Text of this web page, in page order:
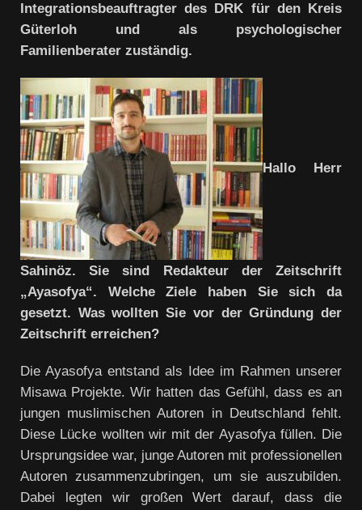
Integrationsbeauftragter des DRK für den Kreis
Güterloh und als psychologischer
Familienberater zuständig.
Hallo Herr
Sahinöz. Sie sind Redakteur der Zeitschrift
„Ayasofya“. Welche Ziele haben Sie sich da
gesetzt. Was wollten Sie vor der Gründung der
Zeitschrift erreichen?
Die Ayasofya entstand als Idee im Rahmen unserer
Misawa Projekte. Wir hatten das Gefühl, dass es an
jungen muslimischen Autoren in Deutschland fehlt.
Diese Lücke wollten wir mit der Ayasofya füllen. Die
Ursprungsidee war, junge Autoren mit professionellen
Autoren zusammenzubringen, um sie auszubilden.
Dabei legten wir großen Wert darauf, dass die